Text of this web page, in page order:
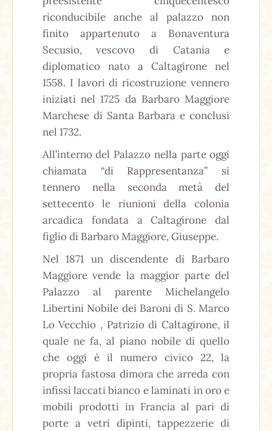
riconducibile anche al palazzo non
finito appartenuto a Bonaventura
Secusio, vescovo di Catania e
diplomatico nato a Caltagirone nel
1558. I lavori di ricostruzione vennero
iniziati nel 1725 da Barbaro Maggiore
Marchese di Santa Barbara e conclusi
nel 1732.
All’interno del Palazzo nella parte oggi
chiamata “di Rappresentanza” si
tennero nella seconda metà del
settecento le riunioni della colonia
arcadica fondata a Caltagirone dal
figlio di Barbaro Maggiore, Giuseppe.
Nel 1871 un discendente di Barbaro
Maggiore vende la maggior parte del
Palazzo al parente Michelangelo
Libertini Nobile dei Baroni di S. Marco
Lo Vecchio , Patrizio di Caltagirone, il
quale ne fa, al piano nobile di quello
che oggi è il numero civico 22, la
propria fastosa dimora che arreda con
infissi laccati bianco e laminati in oro e
mobili prodotti in Francia al pari di
porte a vetri dipinti, tappezzerie di